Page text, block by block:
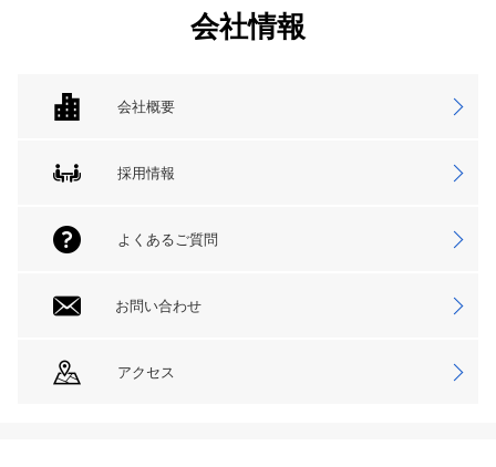
会社情報
会社概要
採用情報
よくあるご質問
お問い合わせ
アクセス